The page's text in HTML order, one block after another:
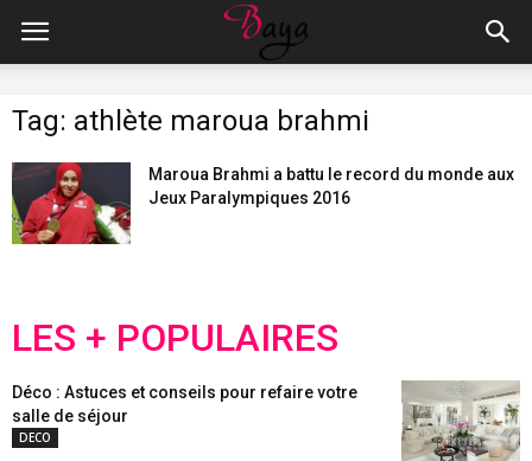
Tag: athlète maroua brahmi
Maroua Brahmi a battu le record du monde aux
Jeux Paralympiques 2016
LES + POPULAIRES
Déco : Astuces et conseils pour refaire votre
salle de séjour
DECO